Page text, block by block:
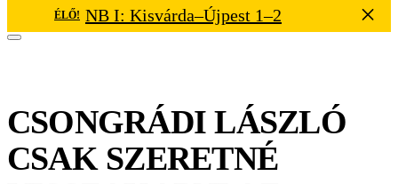
ÉLŐ! NB I: Kisvárda–Újpest 1–2
CSONGRÁDI LÁSZLÓ
CSAK SZERETNÉ